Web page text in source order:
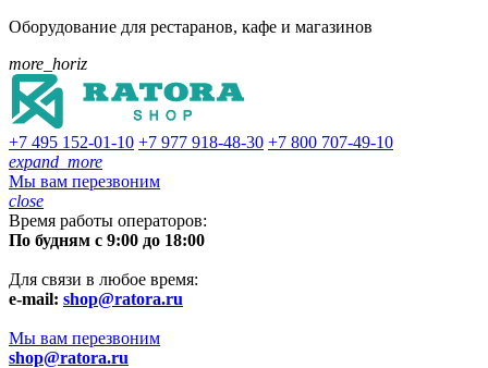
Оборудование для рестаранов, кафе и магазинов
more_horiz
+7 495 152-01-10 +7 977 918-48-30 +7 800 707-49-10
expand_more
Мы вам перезвоним
close
Время работы операторов:
По будням с 9:00 до 18:00
Для связи в любое время:
e-mail: shop@ratora.ru
Мы вам перезвоним
shop@ratora.ru